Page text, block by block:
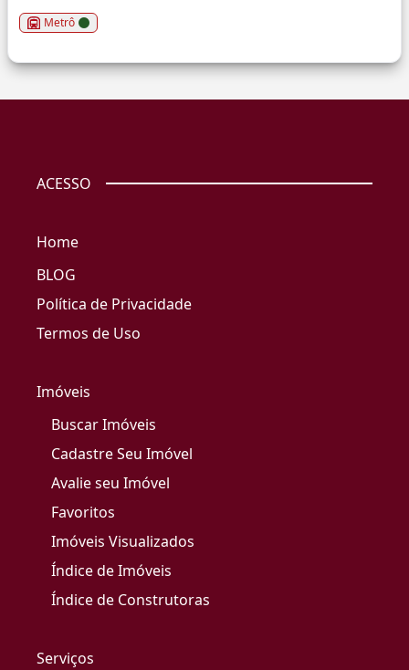
Metrô
ACESSO
Home
BLOG
Política de Privacidade
Termos de Uso
Imóveis
Buscar Imóveis
Cadastre Seu Imóvel
Avalie seu Imóvel
Favoritos
Imóveis Visualizados
Índice de Imóveis
Índice de Construtoras
Serviços